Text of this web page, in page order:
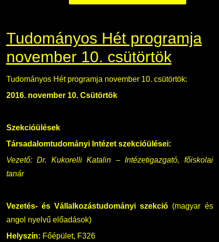
Tudományos Hét programja
november 10. csütörtök
Tudományos Hét programja november 10. csütörtök:
2016. november 10. Csütörtök
Szekcióülések
Társadalomtudományi Intézet szekcióülései:
Vezető: Dr. Kukorelli Katalin – Intézetigazgató, főiskolai
tanár
Vezetés- és Vállalkozástudományi szekció (magyar és
angol nyelvű előadások)
Helyszín: Főépület, F326